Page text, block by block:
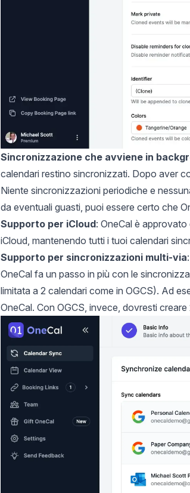
Sincronizzazione che avviene in
calendari restino sincronizzati. Dopo aver
Niente sincronizzazioni periodiche e
da eventuali guasti, puoi essere certo che
Supporto per iCloud: OneCal è
iCloud, mantenendo tutti i tuoi calendari
Supporto per sincronizzazioni multi‑via
OneCal fa un passo in più con le
limitata a 2 calendari come in OGCS). Ad
OneCal. Con OGCS, invece, dovresti